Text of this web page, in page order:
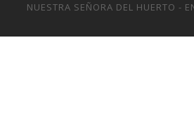
NUESTRA SEÑORA DEL HUERTO -